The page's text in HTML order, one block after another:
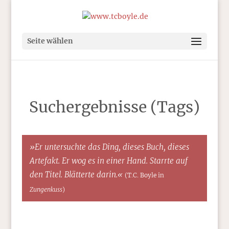
Seite wählen
Suchergebnisse (Tags)
»Er untersuchte das Ding, dieses Buch, dieses
Artefakt. Er wog es in einer Hand. Starrte auf
den Titel. Blätterte darin.« (T.C. Boyle in
Zungenkuss)